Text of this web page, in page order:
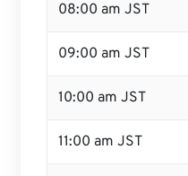
08:00 am JST
09:00 am JST
10:00 am JST
11:00 am JST